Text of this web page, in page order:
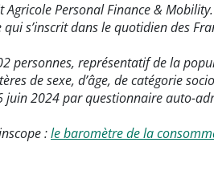
Personal Finance &
s’inscrit dans le quotidien des
personnes, représentatif de la
de sexe, d’âge, de catégorie
2024 par questionnaire auto-
:le baromètre de la